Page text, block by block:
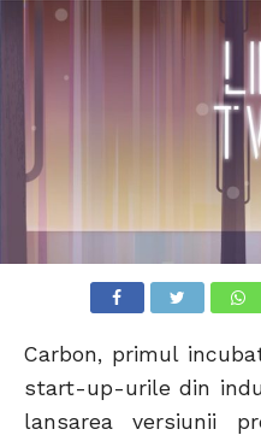
Carbon, primul
start-up-urile din
lansarea versiunii